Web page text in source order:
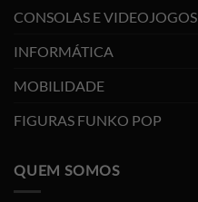
CONSOLAS E VIDEOJOGOS
INFORMÁTICA
MOBILIDADE
FIGURAS FUNKO POP
QUEM SOMOS